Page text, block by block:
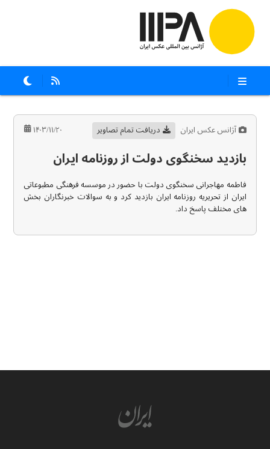
آژانس عکس ایران دریافت تمام تصاویر ۱۴۰۳/۱۱/۲۰
بازدید سخنگوی دولت از روزنامه ایران
فاطمه مهاجرانی سخنگوی دولت با حضور در موسسه فرهنگی مطبوعاتی
ایران از تحریریه روزنامه ایران بازدید کرد و به سوالات خبرنگاران بخش
های مختلف پاسخ داد.